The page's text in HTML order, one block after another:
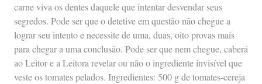
carne viva os dentes daquele que intentar desvendar seus
segredos. Pode ser que o detetive em questão não chegue a
lograr seu intento e necessite de uma, duas, oito provas mais
para chegar a uma conclusão. Pode ser que nem chegue, caberá
ao Leitor e a Leitora revelar ou não o ingrediente invisível que
veste os tomates pelados. Ingredientes: 500 g de tomates-cereja